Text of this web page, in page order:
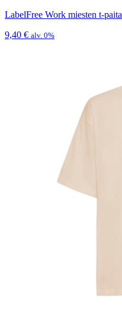
LabelFree Work miesten t-paita
9,40 € alv. 0%